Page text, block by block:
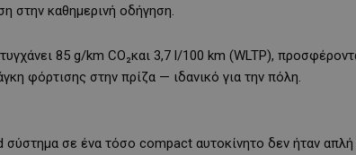
στην καθημερινή οδήγηση.
85 g/km CO₂και 3,7 l/100 km (WLTP),
φόρτισης στην πρίζα — ιδανικό για την πόλη.
σύστημα σε ένα τόσο compact αυτοκίνητο δεν ήταν